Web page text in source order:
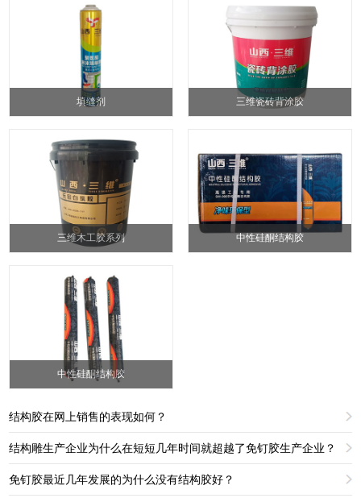
填缝剂 三维瓷砖背涂胶
三维木工胶系列 中性硅酮结构胶
中性硅酮结构胶
结构胶在网上销售的表现如何？
结构雕生产企业为什么在短短几年时间就超越了免钉胶生产企业？
免钉胶最近几年发展的为什么没有结构胶好？